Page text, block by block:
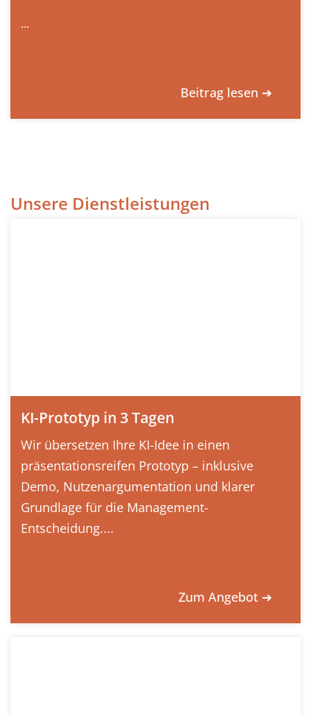
...
Beitrag lesen ➔
Unsere Dienstleistungen
KI-Prototyp in 3 Tagen
Wir übersetzen Ihre KI-Idee in einen
präsentationsreifen Prototyp – inklusive
Demo, Nutzenargumentation und klarer
Grundlage für die Management-
Entscheidung....
Zum Angebot ➔